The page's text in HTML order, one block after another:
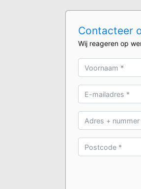
Contacteer
Wij reageren op